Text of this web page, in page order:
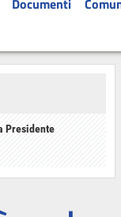
Documenti
Presidente